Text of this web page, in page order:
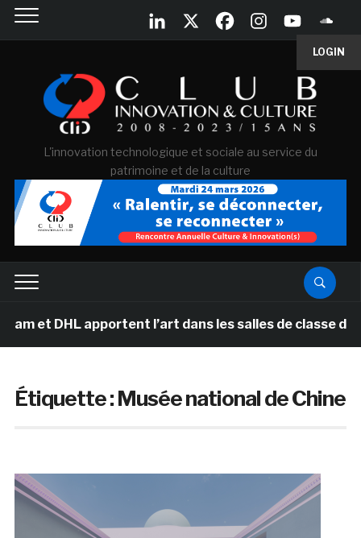
LOGIN
L'innovation technologique et sociale au service du
patrimoine et de la culture
et DHL apportent l’art dans les salles de classe des
Étiquette :Musée national de Chine